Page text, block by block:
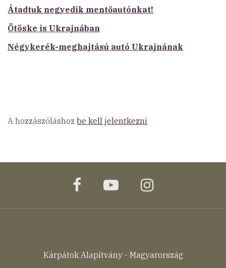
Átadtuk negyedik mentőautónkat!
Ötöske is Ukrajnában
Négykerék-meghajtású autó Ukrajnának
A hozzászóláshoz be kell jelentkezni
facebookyoutubeinstagram
Kárpátok Alapítvány - Magyarország